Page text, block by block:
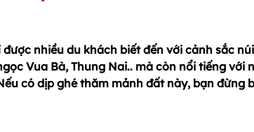
nhiều du khách biết đến với cảnh sắc
Vua Bà, Thung Nai.. mà còn nổi tiếng
có dịp ghé thăm mảnh đất này, bạn đừng